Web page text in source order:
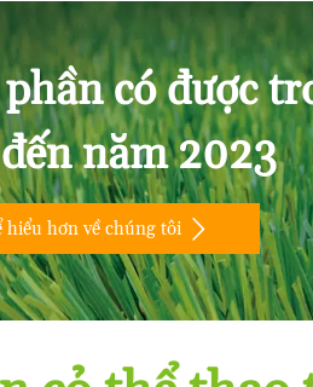
có được
năm 2023
hiểu hơn về chúng tôi 